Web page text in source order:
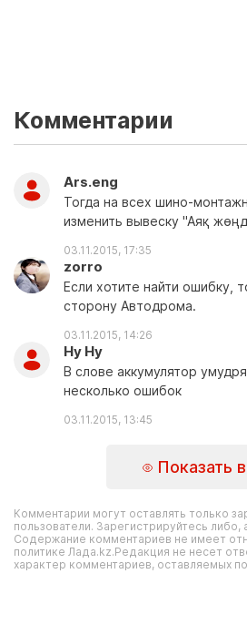
Комментарии
Ars.eng
Тогда на всех шино-
изменить вывеску "Аяқ
03.11.2015, 17:35
zorro
Если хотите найти ошибку,
сторону Автодрома.
03.11.2015, 14:26
Ну Ну
В слове аккумулятор
несколько ошибок
03.11.2015, 13:45
Показать
Комментарии могут оставлять только
пользователи. Зарегистрируйтесь либо,
Содержание комментариев не имеет
политике Лада.kz.Редакция не несет
характер комментариев, оставляемых